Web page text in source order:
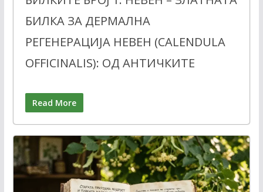
БИЛКА ЗА ДЕРМАЛНА
РЕГЕНЕРАЦИЈА НЕВЕН (CALENDULA
OFFICINALIS): ОД АНТИЧКИТЕ
Read More